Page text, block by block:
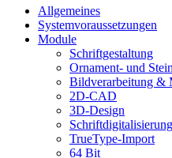
Allgemeines
Systemvoraussetzungen
Module
Schriftgestaltung
Ornament- und
Bildverarbeitung &
2D-CAD
3D-Design
Schriftdigitalisierung
TrueType-Import
64 Bit